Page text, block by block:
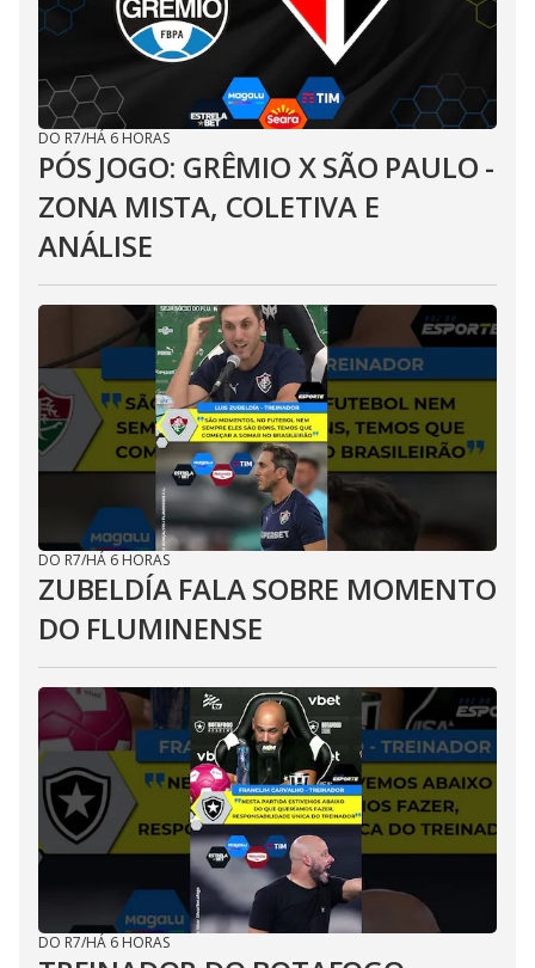
DO R7/HÁ 6 HORAS
PÓS JOGO: GRÊMIO X SÃO PAULO -
ZONA MISTA, COLETIVA E
ANÁLISE
DO R7/HÁ 6 HORAS
ZUBELDÍA FALA SOBRE MOMENTO
DO FLUMINENSE
DO R7/HÁ 6 HORAS